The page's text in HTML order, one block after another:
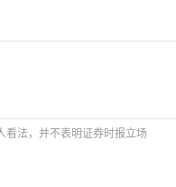
看法，并不表明证券时报立场